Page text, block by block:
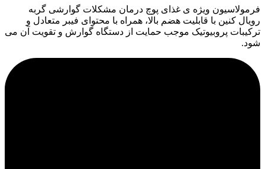
فرمولاسیون ویژه ی غذای پوچ درمان مشکلات گوارشی گربه
رویال کنین با قابلیت هضم بالا، همراه با محتوای فیبر متعادل و
ترکیبات پروبیوتیک موجب حمایت از دستگاه گوارش و تقویت آن می
شود.